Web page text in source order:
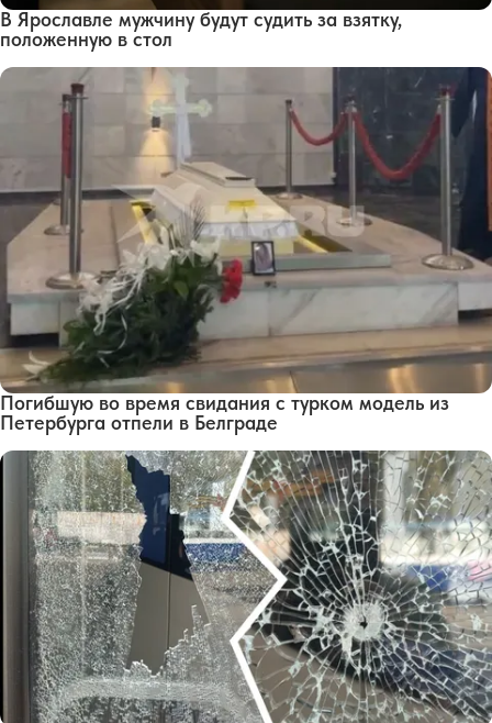
В Ярославле мужчину будут судить за взятку,
положенную в стол
Погибшую во время свидания с турком модель из
Петербурга отпели в Белграде